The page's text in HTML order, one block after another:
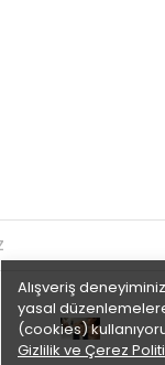
Alışveriş
yasal
(cookies)
Gizlilik ve Çerez